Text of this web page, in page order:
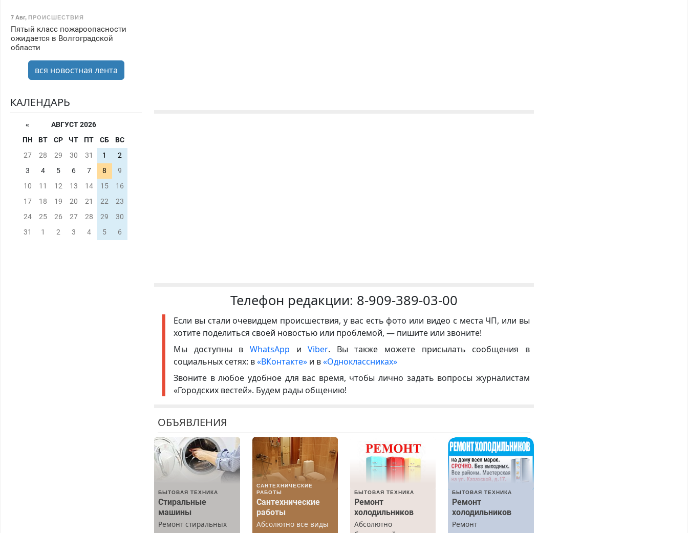
Телефон редакции: 8-909-389-03-00
Если вы стали очевидцем происшествия, у вас есть фото или видео с места ЧП, или вы
хотите поделиться своей новостью или проблемой, — пишите или звоните!
Мы доступны в WhatsApp иViber. Вы также можете присылать сообщения в
социальных сетях: в«ВКонтакте» и в«Одноклассниках»
Звоните в любое удобное для вас время, чтобы лично задать вопросы журналистам
«Городских вестей». Будем рады общению!
ОБЪЯВЛЕНИЯ
БЫТОВАЯ ТЕХНИКА
Стиральные
машины
Ремонт стиральных
САНТЕХНИЧЕСКИЕ
РАБОТЫ
Сантехнические
работы
Абсолютно все виды
БЫТОВАЯ ТЕХНИКА
Ремонт
холодильников
Абсолютно
БЫТОВАЯ ТЕХНИКА
Ремонт
холодильников
Ремонт
7 Авг, ПРОИСШЕСТВИЯ
Пятый класс пожароопасности
ожидается в Волгоградской
области
вся новостная лента
КАЛЕНДАРЬ
«
АВГУСТ 2026
ПН
ВТ СР ЧТ ПТ СБ
ВС
27
28 29 30 31 1
2
3
4 5 6 7 8
9
10
11 12 13 14 15
16
17
18 19 20 21 22
23
24
25 26 27 28 29
30
31
1 2 3 4 5 6